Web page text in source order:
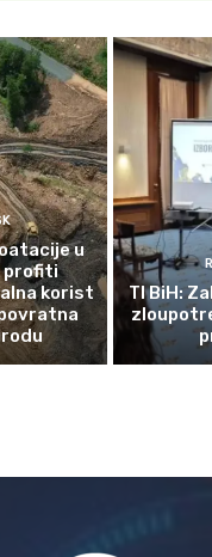
u
profiti
korist
TI BiH: